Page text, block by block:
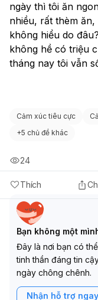
ngày thì tôi ăn
nhiều, rất thèm
không hiểu do
không hề có triệu
tháng nay tôi vẫn
Cảm xúc tiêu cực
+5 chủ đề khác
Thích
24
Bạn không một
Đây là nơi bạn có
tinh thần đáng tin
ngày chông chênh.
Nhận hỗ trợ ngay